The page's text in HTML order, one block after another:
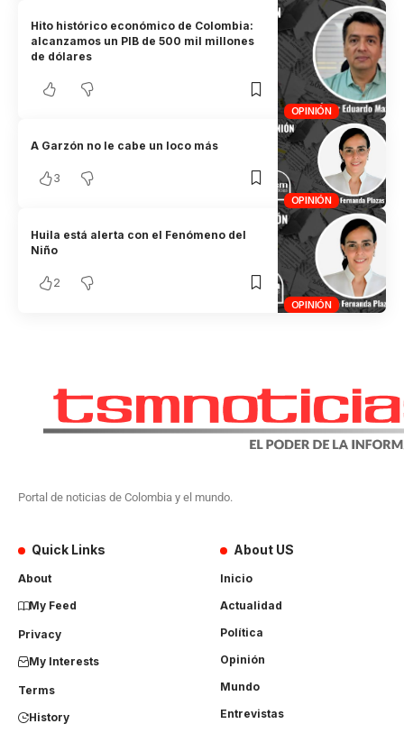
OPINIÓN
Hito histórico económico de Colombia:
alcanzamos un PIB de 500 mil millones
de dólares
OPINIÓN
A Garzón no le cabe un loco más
3
OPINIÓN
Huila está alerta con el Fenómeno del
Niño
2
Portal de noticias de Colombia y el mundo.
Quick Links
About
My Feed
Privacy
My Interests
Terms
History
About US
Inicio
Actualidad
Política
Opinión
Mundo
Entrevistas